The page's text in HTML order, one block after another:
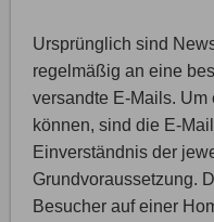
Ursprünglich sind
regelmäßig an eine
versandte E-Mails.
können, sind die E-
Einverständnis der
Grundvoraussetzung.
Besucher auf einer